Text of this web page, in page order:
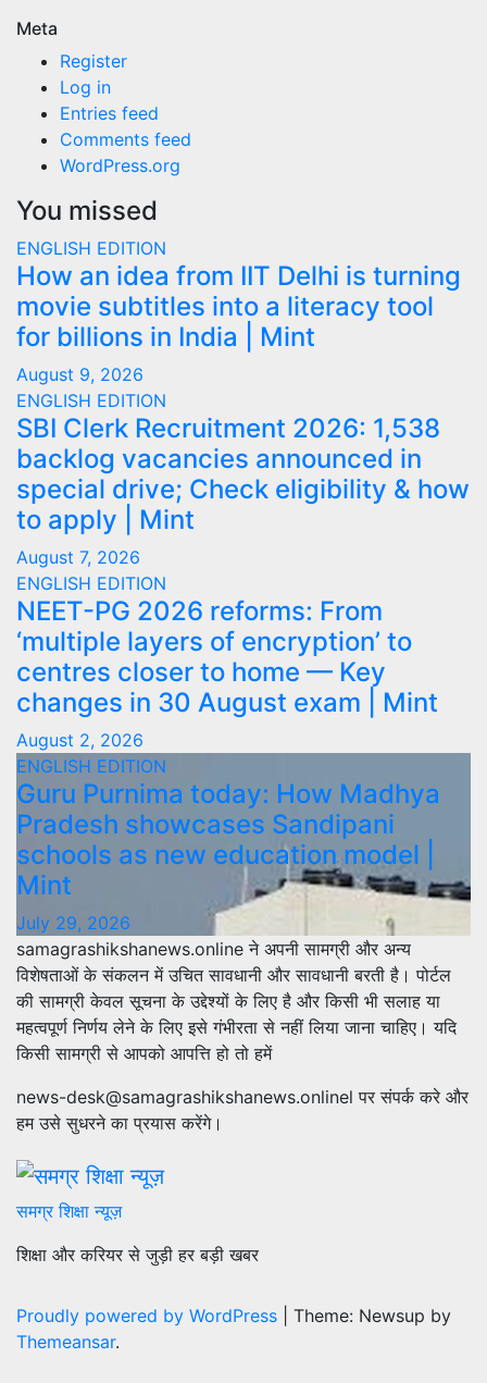
Meta
Register
Log in
Entries feed
Comments feed
WordPress.org
You missed
ENGLISH EDITION
How an idea from IIT Delhi is turning
movie subtitles into a literacy tool
for billions in India | Mint
August 9, 2026
ENGLISH EDITION
SBI Clerk Recruitment 2026: 1,538
backlog vacancies announced in
special drive; Check eligibility & how
to apply | Mint
August 7, 2026
ENGLISH EDITION
NEET-PG 2026 reforms: From
‘multiple layers of encryption’ to
centres closer to home — Key
changes in 30 August exam | Mint
August 2, 2026
ENGLISH EDITION
Guru Purnima today: How Madhya
Pradesh showcases Sandipani
schools as new education model |
Mint
July 29, 2026
samagrashikshanews.online ने अपनी सामग्री और अन्य
विशेषताओं के संकलन में उचित सावधानी और सावधानी बरती है। पोर्टल
की सामग्री केवल सूचना के उद्देश्यों के लिए है और किसी भी सलाह या
महत्वपूर्ण निर्णय लेने के लिए इसे गंभीरता से नहीं लिया जाना चाहिए। यदि
किसी सामग्री से आपको आपत्ति हो तो हमें
news-desk@samagrashikshanews.onlinel पर संपर्क करे और
हम उसे सुधरने का प्रयास करेंगे।
समग्र शिक्षा न्यूज़
शिक्षा और करियर से जुड़ी हर बड़ी खबर
Proudly powered by WordPress
Theme: Newsup by
Themeansar.